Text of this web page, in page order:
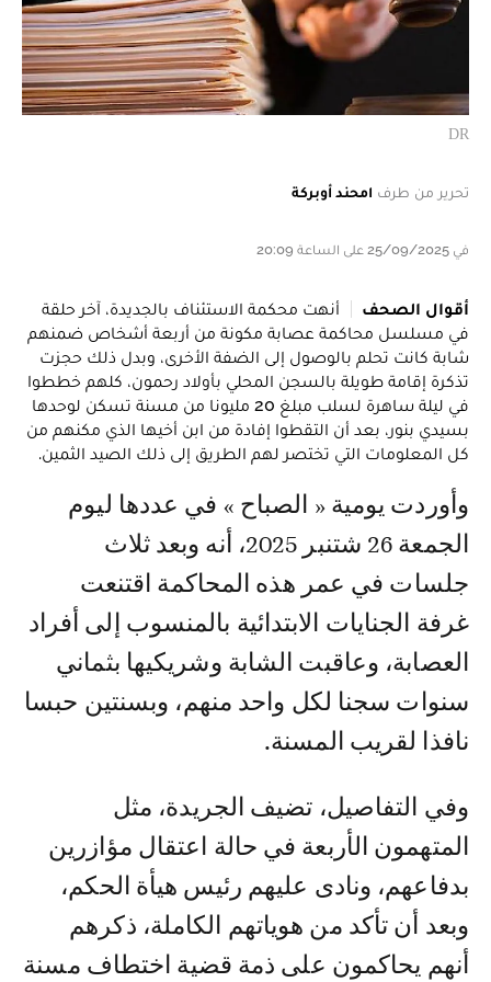
DR
تحرير من طرف امحند أوبركة
في 25/09/2025 على الساعة 20:09
أقوال الصحف
أنهت محكمة الاستئناف بالجديدة، آخر حلقة
في مسلسل محاكمة عصابة مكونة من أربعة أشخاص ضمنهم
شابة كانت تحلم بالوصول إلى الضفة الأخرى، وبدل ذلك حجزت
تذكرة إقامة طويلة بالسجن المحلي بأولاد رحمون، كلهم خططوا
في ليلة ساهرة لسلب مبلغ 20 مليونا من مسنة تسكن لوحدها
بسيدي بنور، بعد أن التقطوا إفادة من ابن أخيها الذي مكنهم من
كل المعلومات التي تختصر لهم الطريق إلى ذلك الصيد الثمين.
وأوردت يومية « الصباح » في عددها ليوم
الجمعة 26 شتنبر 2025، أنه وبعد ثلاث
جلسات في عمر هذه المحاكمة اقتنعت
غرفة الجنايات الابتدائية بالمنسوب إلى أفراد
العصابة، وعاقبت الشابة وشريكيها بثماني
سنوات سجنا لكل واحد منهم، وبسنتين حبسا
نافذا لقريب المسنة.
وفي التفاصيل، تضيف الجريدة، مثل
المتهمون الأربعة في حالة اعتقال مؤازرين
بدفاعهم، ونادى عليهم رئيس هيأة الحكم،
وبعد أن تأكد من هوياتهم الكاملة، ذكرهم
أنهم يحاكمون على ذمة قضية اختطاف مسنة